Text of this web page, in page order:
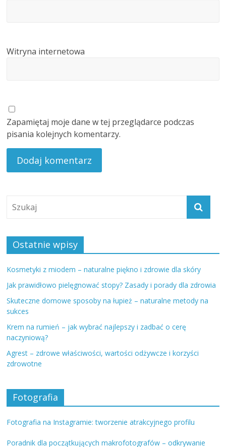
Witryna internetowa
Zapamiętaj moje dane w tej przeglądarce podczas
pisania kolejnych komentarzy.
Ostatnie wpisy
Kosmetyki z miodem – naturalne piękno i zdrowie dla skóry
Jak prawidłowo pielęgnować stopy? Zasady i porady dla zdrowia
Skuteczne domowe sposoby na łupież – naturalne metody na
sukces
Krem na rumień – jak wybrać najlepszy i zadbać o cerę
naczyniową?
Agrest – zdrowe właściwości, wartości odżywcze i korzyści
zdrowotne
Fotografia
Fotografia na Instagramie: tworzenie atrakcyjnego profilu
Poradnik dla początkujących makrofotografów – odkrywanie